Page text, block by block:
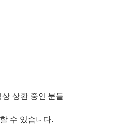
상환 중인 분들
수 있습니다.